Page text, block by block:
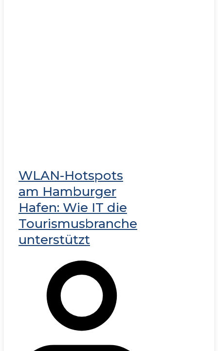
WLAN-Hotspots
am Hamburger
Hafen: Wie IT die
Tourismusbranche
unterstützt